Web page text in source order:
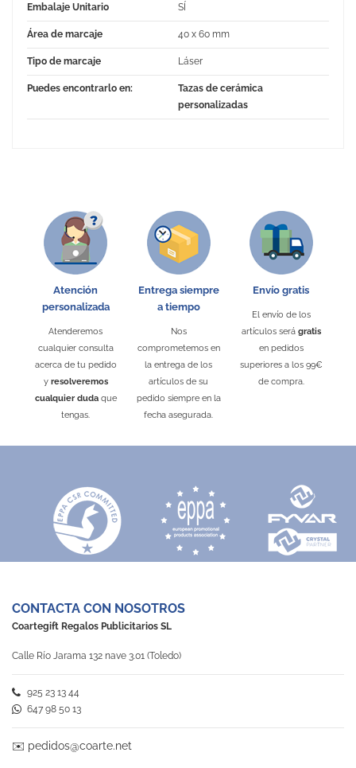
Embalaje Unitario SÍ
Área de marcaje 40 x 60 mm
Tipo de marcaje Láser
Puedes encontrarlo en:
Tazas de cerámica
personalizadas
Atención
personalizada
Atenderemos
cualquier consulta
acerca de tu pedido
y resolveremos
cualquier dudaque
tengas.
Entrega siempre
a tiempo
Nos
comprometemos en
la entrega de los
artículos de su
pedido siempre en la
fecha asegurada.
Envío gratis
El envío de los
artículos será gratis
en pedidos
superiores a los 99€
de compra.
CONTACTA CON NOSOTROS
Coartegift Regalos Publicitarios SL
Calle Río Jarama 132 nave 3.01 (Toledo)
925 23 13 44
647 98 50 13
✉️ pedidos@coarte.net